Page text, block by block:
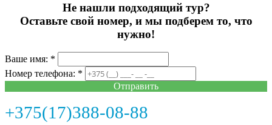
Не нашли подходящий тур?
Оставьте свой номер, и мы подберем то, что
нужно!
Ваше имя: *
Номер телефона: *
Отправить
+375(17)388-08-88